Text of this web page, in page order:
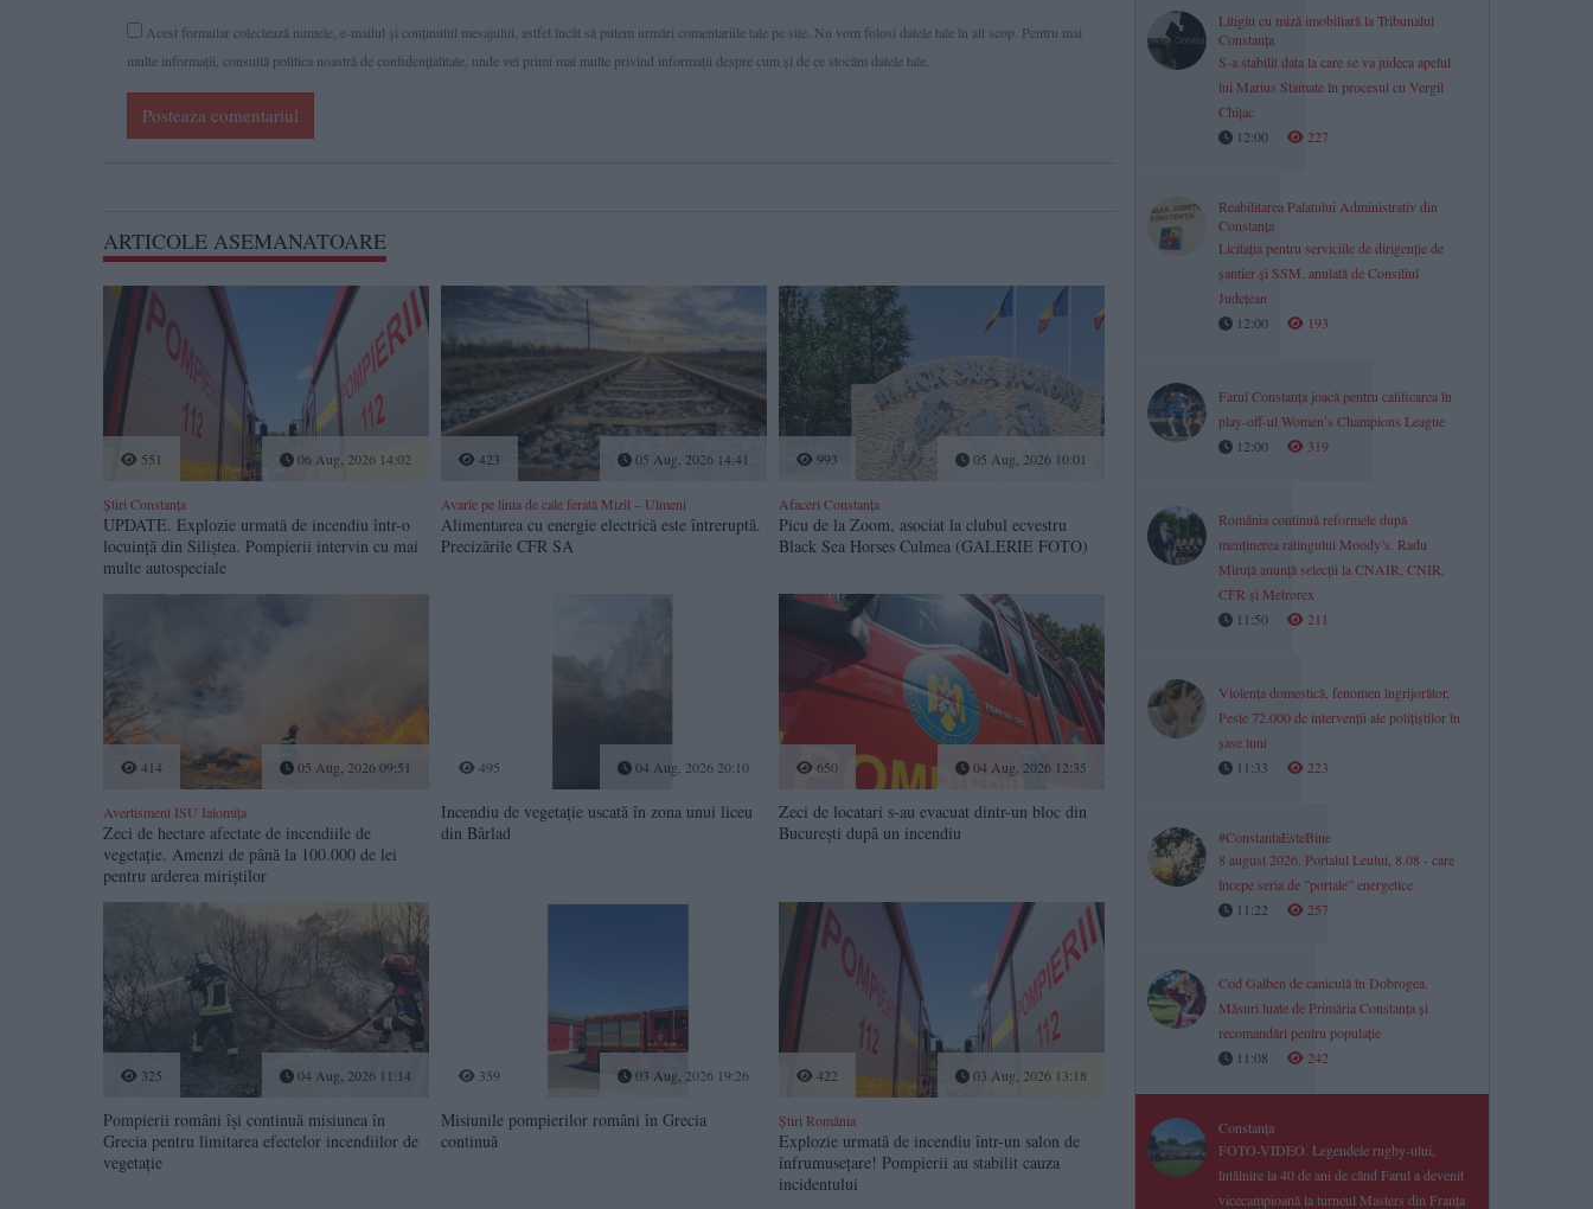
Acest formular colectează numele, e-mailul şi conținutul mesajului, astfel încât să putem urmări comentariile tale pe site. Nu vom folosi datele tale în alt scop. Pentru mai
multe informaţii, consultă politica noastră de confidenţialitate, unde vei primi mai multe privind informaţii despre cum și de ce stocăm datele tale.
Posteaza comentariul
ARTICOLE ASEMANATOARE
551 06 Aug, 2026 14:02
Știri Constanța
UPDATE. Explozie urmată de incendiu într-o
locuință din Siliștea. Pompierii intervin cu mai
multe autospeciale
423 05 Aug, 2026 14:41
Avarie pe linia de cale ferată Mizil – Ulmeni
Alimentarea cu energie electrică este întreruptă.
Precizările CFR SA
993 05 Aug, 2026 10:01
Afaceri Constanța
Picu de la Zoom, asociat la clubul ecvestru
Black Sea Horses Culmea (GALERIE FOTO)
414 05 Aug, 2026 09:51
Avertisment ISU Ialomița
Zeci de hectare afectate de incendiile de
vegetație. Amenzi de până la 100.000 de lei
pentru arderea miriștilor
495 04 Aug, 2026 20:10
Incendiu de vegetație uscată în zona unui liceu
din Bârlad
650 04 Aug, 2026 12:35
Zeci de locatari s-au evacuat dintr-un bloc din
București după un incendiu
325 04 Aug, 2026 11:14
Pompierii români își continuă misiunea în
Grecia pentru limitarea efectelor incendiilor de
vegetație
359 03 Aug, 2026 19:26
Misiunile pompierilor români în Grecia
continuă
422 03 Aug, 2026 13:18
Știri România
Explozie urmată de incendiu într-un salon de
înfrumusețare! Pompierii au stabilit cauza
incidentului
Litigiu cu miză imobiliară la Tribunalul
Constanța
S-a stabilit data la care se va judeca apelul
lui Marius Stamate în procesul cu Vergil
Chițac
12:00
227
Reabilitarea Palatului Administrativ din
Constanța
Licitația pentru serviciile de dirigenție de
șantier și SSM, anulată de Consiliul
Județean
12:00
193
Farul Constanța joacă pentru calificarea în
play-off-ul Womenʼs Champions League
12:00
319
România continuă reformele după
menținerea ratingului Moody’s. Radu
Miruță anunță selecții la CNAIR, CNIR,
CFR și Metrorex
11:50
211
Violența domestică, fenomen îngrijorător.
Peste 72.000 de intervenții ale polițiștilor în
șase luni
11:33
223
#ConstantaEsteBine
8 august 2026. Portalul Leului, 8.08 - care
începe seria de ”portale” energetice
11:22
257
Cod Galben de caniculă în Dobrogea.
Măsuri luate de Primăria Constanța și
recomandări pentru populație
11:08
242
Constanța
FOTO-VIDEO. Legendele rugby-ului,
întâlnire la 40 de ani de când Farul a devenit
vicecampioană la turneul Masters din Franța